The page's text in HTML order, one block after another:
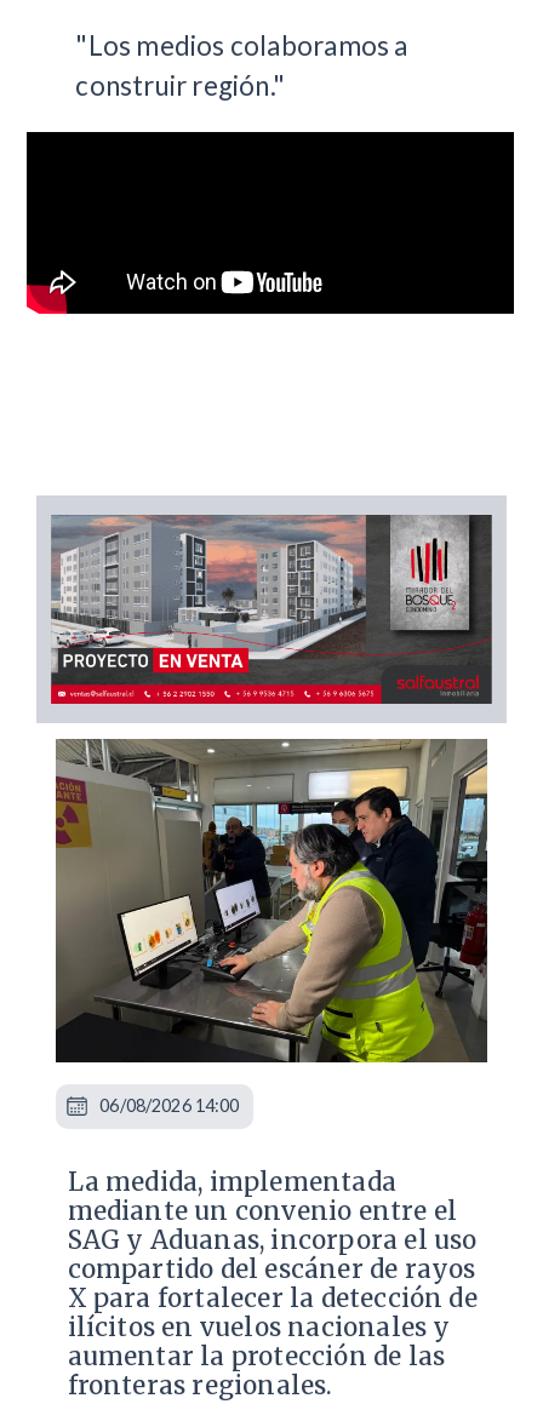
"Los medios colaboramos a
construir región."
La medida, implementada
mediante un convenio entre el
SAG y Aduanas, incorpora el uso
compartido del escáner de rayos
X para fortalecer la detección de
ilícitos en vuelos nacionales y
aumentar la protección de las
fronteras regionales.
06/08/2026 14:00